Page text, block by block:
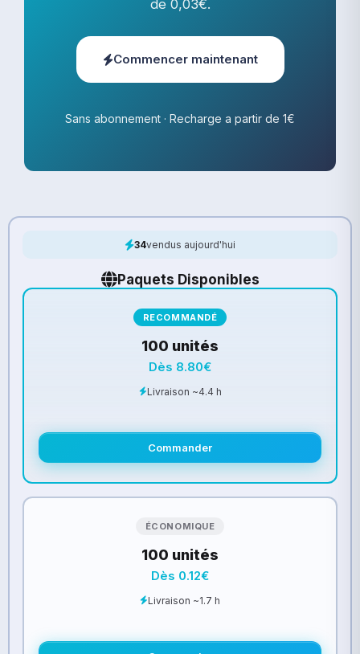
de 0,03€.
Commencer maintenant
Sans abonnement · Recharge a partir de 1€
34vendus aujourd'hui
Paquets Disponibles
ÉCONOMIQUE
100 unités
Dès 0.12€
Livraison ~1.7 h
RECOMMANDÉ
100 unités
Dès 8.80€
Livraison ~4.4 h
Commander